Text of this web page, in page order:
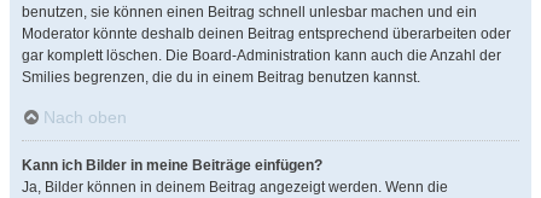
benutzen, sie können einen Beitrag schnell unlesbar machen und ein
Moderator könnte deshalb deinen Beitrag entsprechend überarbeiten oder
gar komplett löschen. Die Board-Administration kann auch die Anzahl der
Smilies begrenzen, die du in einem Beitrag benutzen kannst.
Nach oben
Kann ich Bilder in meine Beiträge einfügen?
Ja, Bilder können in deinem Beitrag angezeigt werden. Wenn die